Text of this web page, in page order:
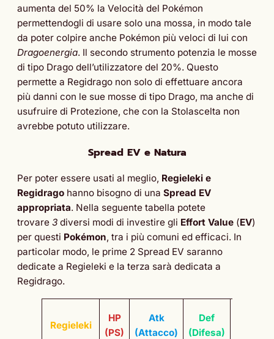
aumenta del 50% la Velocità del Pokémon
permettendogli di usare solo una mossa, in modo tale
da poter colpire anche Pokémon più veloci di lui con
Dragoenergia. Il secondo strumento potenzia le mosse
di tipo Drago dell’utilizzatore del 20%. Questo
permette a Regidrago non solo di effettuare ancora
più danni con le sue mosse di tipo Drago, ma anche di
usufruire di Protezione, che con la Stolascelta non
avrebbe potuto utilizzare.
Spread EV e Natura
Per poter essere usati al meglio, Regieleki e
Regidrago hanno bisogno di una Spread EV
appropriata. Nella seguente tabella potete
trovare 3 diversi modi di investire gli Effort Value (EV)
per questi Pokémon, tra i più comuni ed efficaci. In
particolar modo, le prime 2 Spread EV saranno
dedicate a Regieleki e la terza sarà dedicata a
Regidrago.
Regieleki
HP
(PS)
Atk
(Attacco)
Def
(Difesa)